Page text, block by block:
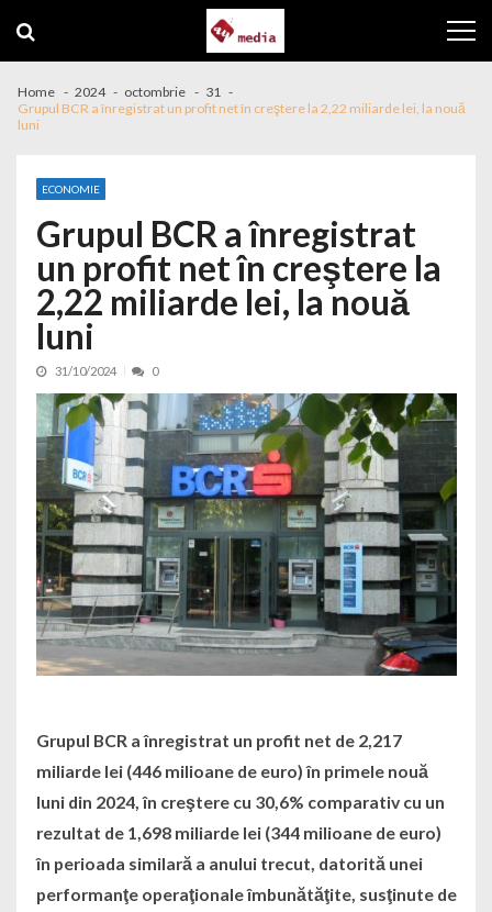
Home 2024 octombrie
31
Grupul BCR a înregistrat un profit net în creştere la 2,22 miliarde lei, la nouă
luni
ECONOMIE
Grupul BCR a înregistrat
un profit net în creştere la
2,22 miliarde lei, la nouă
luni
31/10/2024 0
Grupul BCR a înregistrat un profit net de 2,217
miliarde lei (446 milioane de euro) în primele nouă
luni din 2024, în creştere cu 30,6% comparativ cu un
rezultat de 1,698 miliarde lei (344 milioane de euro)
în perioada similară a anului trecut, datorită unei
performanţe operaţionale îmbunătăţite, susţinute de